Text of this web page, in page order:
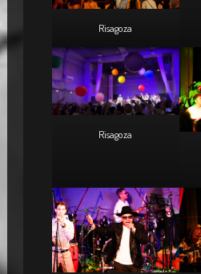
Risagoza
Risagoza